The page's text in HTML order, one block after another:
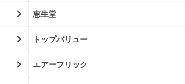
恵生堂
トップバリュー
エアーフリック